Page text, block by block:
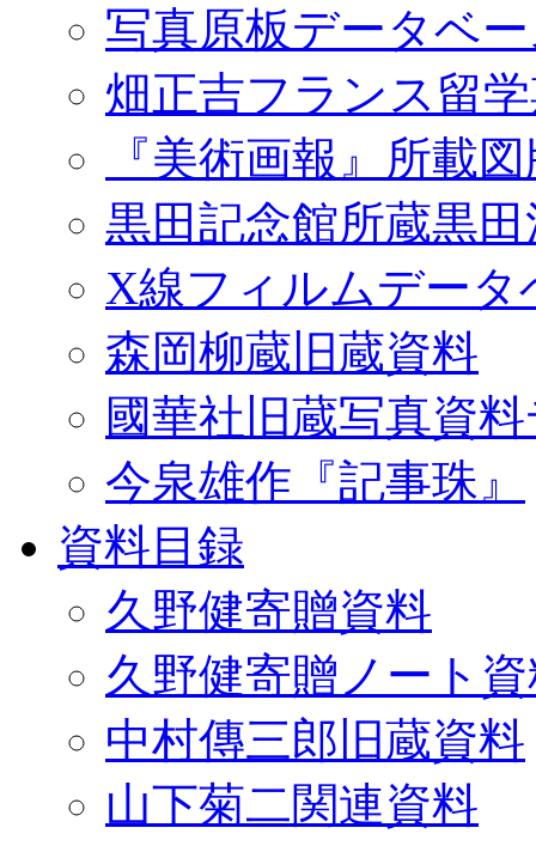
写真原板データベ
畑正吉フランス留
『美術画報』所載
黒田記念館所蔵黒
X線フィルムデータ
森岡柳蔵旧蔵資料
國華社旧蔵写真資
今泉雄作『記事珠』
資料目録
久野健寄贈資料
久野健寄贈ノート
中村傳三郎旧蔵資料
山下菊二関連資料